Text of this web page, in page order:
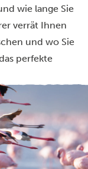
wie lange Sie
verrät Ihnen
und wo Sie
perfekte